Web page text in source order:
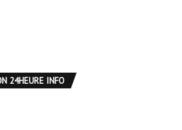
24HEURE INFO